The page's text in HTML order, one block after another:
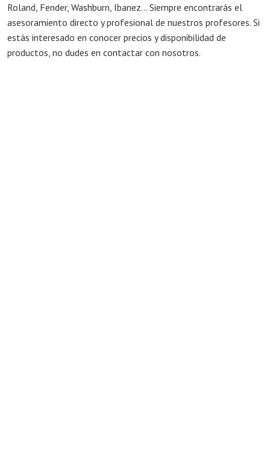
Roland, Fender, Washburn, Ibanez... Siempre encontrarás el
asesoramiento directo y profesional de nuestros profesores. Si
estás interesado en conocer precios y disponibilidad de
productos, no dudes en contactar con nosotros.